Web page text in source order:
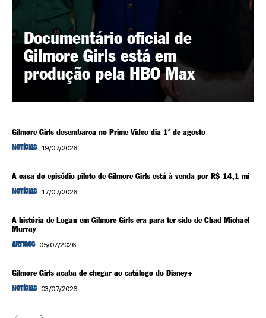
Documentário oficial de
Gilmore Girls está em
produção pela HBO Max
Gilmore Girls desembarca no Prime Video dia 1º de agosto
NOTÍCIAS 19/07/2026
A casa do episódio piloto de Gilmore Girls está à venda por R$ 14,1 mi
NOTÍCIAS 17/07/2026
A história de Logan em Gilmore Girls era para ter sido de Chad Michael
Murray
ARTIGOS 05/07/2026
Gilmore Girls acaba de chegar ao catálogo do Disney+
NOTÍCIAS 03/07/2026